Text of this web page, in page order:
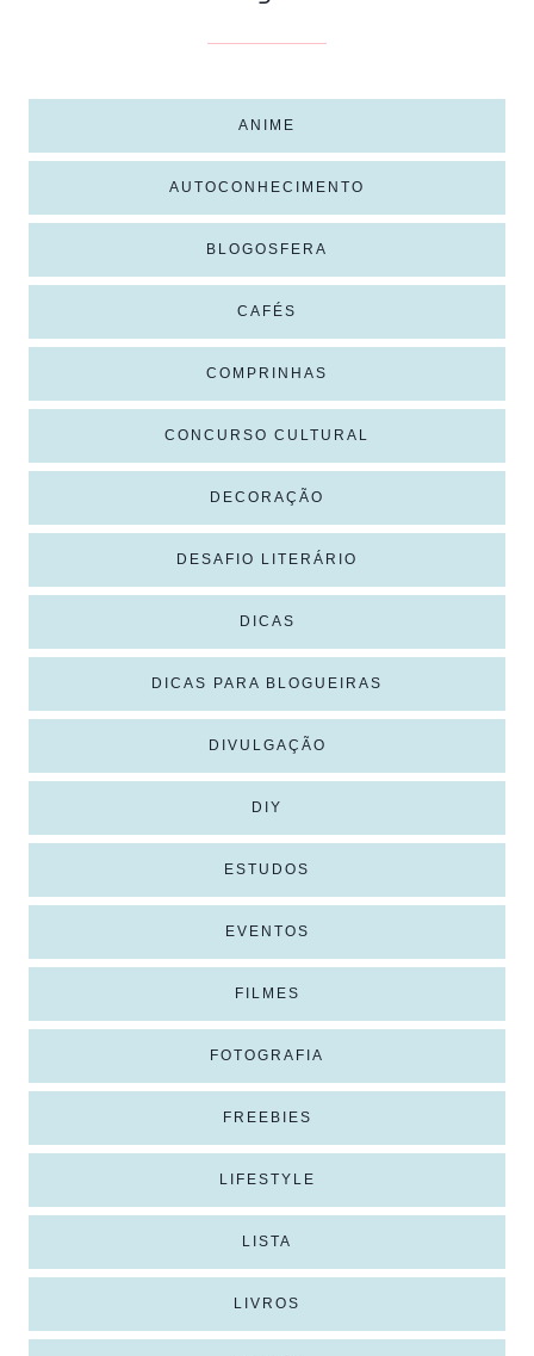
ANIME
AUTOCONHECIMENTO
BLOGOSFERA
CAFÉS
COMPRINHAS
CONCURSO CULTURAL
DECORAÇÃO
DESAFIO LITERÁRIO
DICAS
DICAS PARA BLOGUEIRAS
DIVULGAÇÃO
DIY
ESTUDOS
EVENTOS
FILMES
FOTOGRAFIA
FREEBIES
LIFESTYLE
LISTA
LIVROS